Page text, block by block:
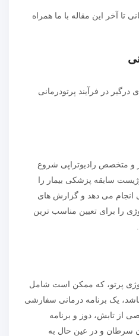
تا آخر این مقاله با ما همراه
در فرآیند پرتودرمانی
و متخصص رادیوتراپی شروع
سابقه پزشکی بیمار را
انجام می دهد و گزارش های
را برای تعیین مناسب ترین
پرتو، که ممکن است شامل
یک برنامه درمانی سفارشی
از تابش، دوز و برنامه
سرطان و در عین حال به